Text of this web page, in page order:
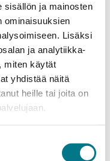
sisällön ja mainosten
ominaisuuksien
Lisäksi
ja analytiikka-
miten käytät
yhdistää näitä
heille tai joita on